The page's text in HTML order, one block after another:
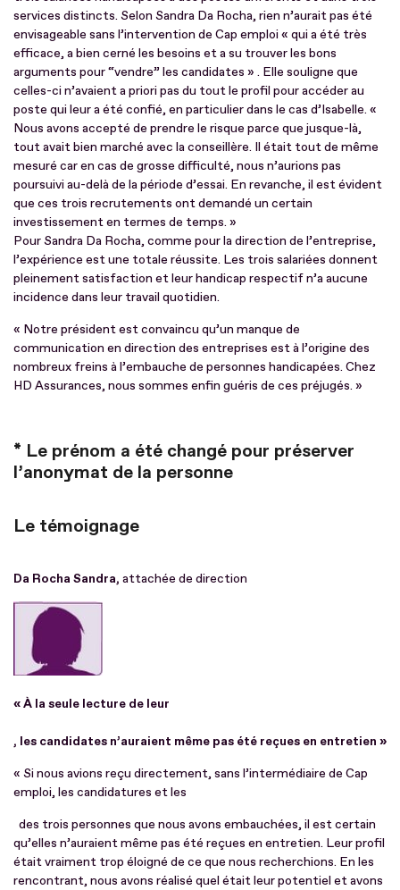
services distincts. Selon Sandra Da Rocha, rien n’aurait pas été
envisageable sans l’intervention de Cap emploi « qui a été très
efficace, a bien cerné les besoins et a su trouver les bons
arguments pour “vendre” les candidates » . Elle souligne que
celles-ci n’avaient a priori pas du tout le profil pour accéder au
poste qui leur a été confié, en particulier dans le cas d’Isabelle. «
Nous avons accepté de prendre le risque parce que jusque-là,
tout avait bien marché avec la conseillère. Il était tout de même
mesuré car en cas de grosse difficulté, nous n’aurions pas
poursuivi au-delà de la période d’essai. En revanche, il est évident
que ces trois recrutements ont demandé un certain
investissement en termes de temps. »
Pour Sandra Da Rocha, comme pour la direction de l’entreprise,
l’expérience est une totale réussite. Les trois salariées donnent
pleinement satisfaction et leur handicap respectif n’a aucune
incidence dans leur travail quotidien.
« Notre président est convaincu qu’un manque de
communication en direction des entreprises est à l’origine des
nombreux freins à l’embauche de personnes handicapées. Chez
HD Assurances, nous sommes enfin guéris de ces préjugés. »
* Le prénom a été changé pour préserver
l’anonymat de la personne
Le témoignage
Da Rocha Sandra, attachée de direction
« À la seule lecture de leur
, les candidates n’auraient même pas été reçues en entretien »
« Si nous avions reçu directement, sans l’intermédiaire de Cap
emploi, les candidatures et les
des trois personnes que nous avons embauchées, il est certain
qu’elles n’auraient même pas été reçues en entretien. Leur profil
était vraiment trop éloigné de ce que nous recherchions. En les
rencontrant, nous avons réalisé quel était leur potentiel et avons